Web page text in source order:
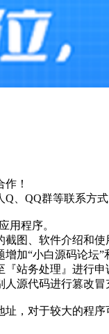
！
QQ群等联系方
用程序。
图、软件介绍和
“小白源码论坛”
站务处理』进行申
源代码进行篡改冒
，对于较大的程